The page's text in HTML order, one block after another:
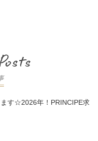
す☆2026年！PRINCIPE求